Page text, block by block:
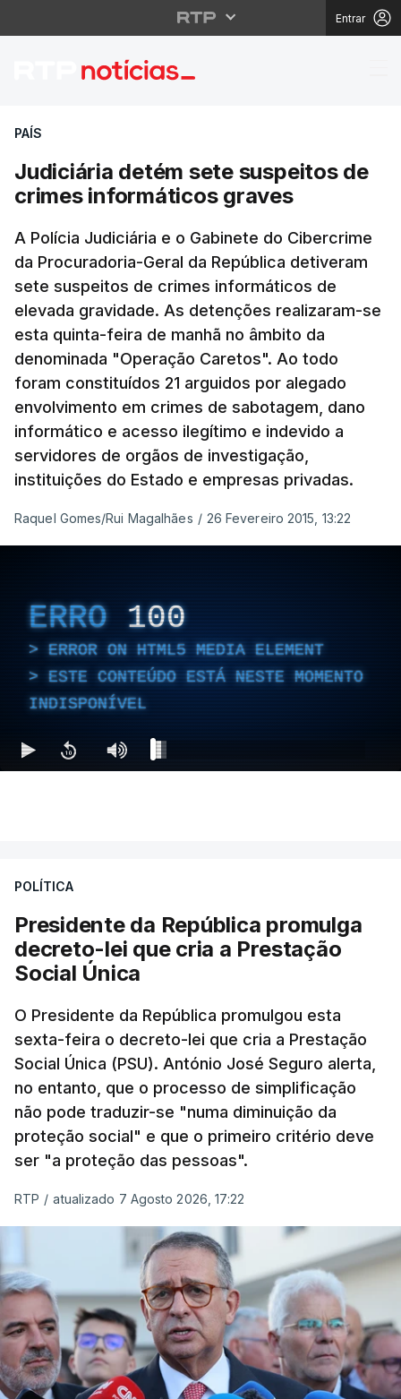
Entrar
Judiciária detém sete
PAÍS
Judiciária detém sete suspeitos de
crimes informáticos graves
A Polícia Judiciária e o Gabinete do Cibercrime
da Procuradoria-Geral da República detiveram
sete suspeitos de crimes informáticos de
elevada gravidade. As detenções realizaram-se
esta quinta-feira de manhã no âmbito da
denominada "Operação Caretos". Ao todo
foram constituídos 21 arguidos por alegado
envolvimento em crimes de sabotagem, dano
informático e acesso ilegítimo e indevido a
servidores de orgãos de investigação,
instituições do Estado e empresas privadas.
Raquel Gomes/Rui Magalhães / 26 Fevereiro 2015, 13:22
ERRO 100
ERROR ON HTML5 MEDIA ELEMENT
ESTE CONTEÚDO ESTÁ NESTE MOMENTO
INDISPONÍVEL
POLÍTICA
Presidente da República promulga
decreto-lei que cria a Prestação
Social Única
O Presidente da República promulgou esta
sexta-feira o decreto-lei que cria a Prestação
Social Única (PSU). António José Seguro alerta,
no entanto, que o processo de simplificação
não pode traduzir-se "numa diminuição da
proteção social" e que o primeiro critério deve
ser "a proteção das pessoas".
RTP / atualizado 7 Agosto 2026, 17:22